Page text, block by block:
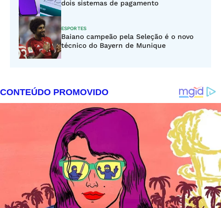
dois sistemas de pagamento
ESPORTES
Baiano campeão pela Seleção é o novo
técnico do Bayern de Munique